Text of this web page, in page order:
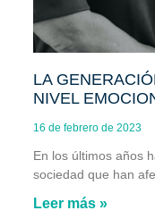
LA
NIVEL
16 de febrero de 2023
En los últimos años
sociedad que han
Leer más »